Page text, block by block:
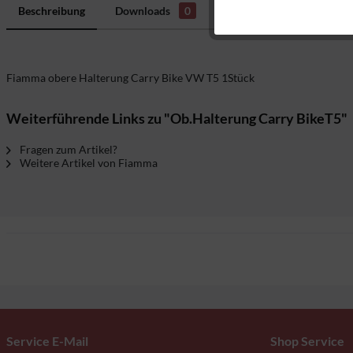
Beschreibung Downloads 0
Fiamma obere Halterung Carry Bike VW T5 1Stück
Weiterführende Links zu "Ob.Halterung Carry BikeT5"
Fragen zum Artikel?
Weitere Artikel von Fiamma
Service E-Mail Shop Service